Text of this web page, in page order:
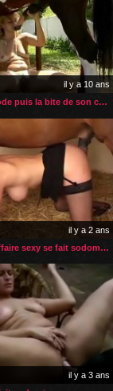
il y a 10 ans
D’abord un gode puis la bite de son cheval
il y a 2 ans
La femme d’affaire sexy se fait sodomisée par son cheval
il y a 3 ans